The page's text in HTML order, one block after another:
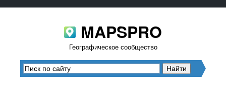
MAPSPRO
Географическое сообщество